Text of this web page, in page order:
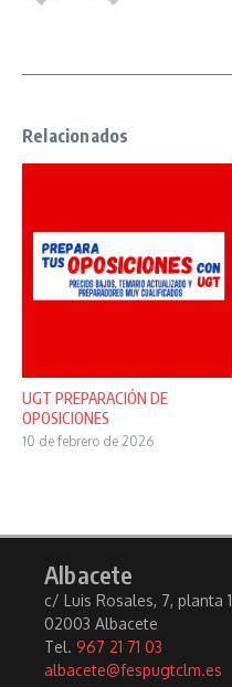
Relacionados
UGT PREPARACIÓN DE
OPOSICIONES
10 de febrero de 2026
Albacete
c/ Luis Rosales, 7, planta 1
02003 Albacete
Tel. 967 21 71 03
albacete@fespugtclm.es